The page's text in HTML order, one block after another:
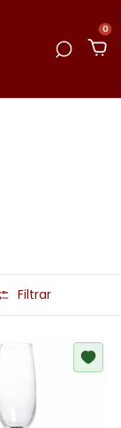
0
Filtrar